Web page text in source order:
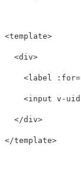
<template>
<div>
<label :for=
<input v-uid
</div>
</template>